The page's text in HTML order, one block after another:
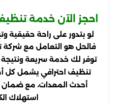
احجز الآن خدمة
لو بتدور على راحة حقيقية
فالحل هو التعامل مع
توفر لك خدمة سريعة
تنظيف احترافي يشمل كل
أحدث المعدات، مع ضمان
استهلاك